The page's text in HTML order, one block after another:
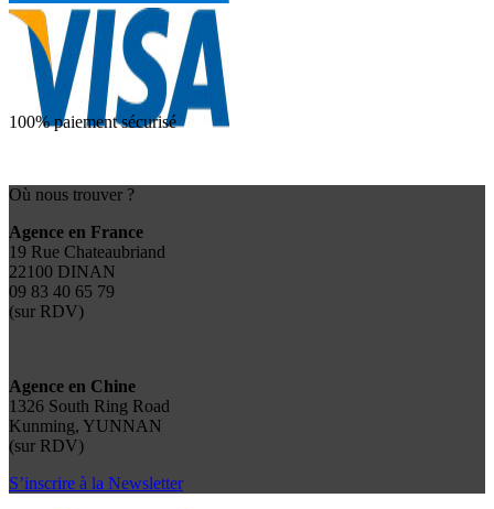
100% paiement sécurisé
Où nous trouver ?
Agence en France
19 Rue Chateaubriand
22100 DINAN
09 83 40 65 79
(sur RDV)
Agence en Chine
1326 South Ring Road
Kunming, YUNNAN
(sur RDV)
S’inscrire à la Newsletter